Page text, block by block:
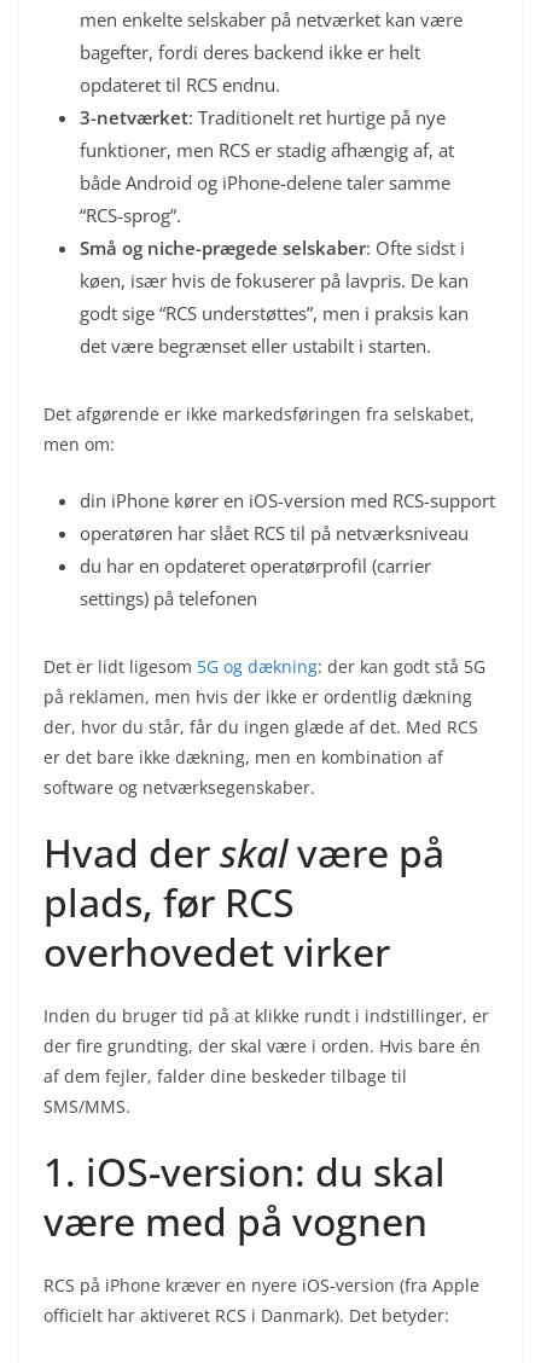
men enkelte selskaber på netværket kan være
bagefter, fordi deres backend ikke er helt
opdateret til RCS endnu.
3-netværket: Traditionelt ret hurtige på nye
funktioner, men RCS er stadig afhængig af, at
både Android og iPhone-delene taler samme
“RCS-sprog”.
Små og niche-prægede selskaber: Ofte sidst i
køen, især hvis de fokuserer på lavpris. De kan
godt sige “RCS understøttes”, men i praksis kan
det være begrænset eller ustabilt i starten.
Det afgørende er ikke markedsføringen fra selskabet,
men om:
din iPhone kører en iOS-version med RCS-support
operatøren har slået RCS til på netværksniveau
du har en opdateret operatørprofil (carrier
settings) på telefonen
Det er lidt ligesom 5G og dækning: der kan godt stå 5G
på reklamen, men hvis der ikke er ordentlig dækning
der, hvor du står, får du ingen glæde af det. Med RCS
er det bare ikke dækning, men en kombination af
software og netværksegenskaber.
Hvad derskalvære på
plads, før RCS
overhovedet virker
Inden du bruger tid på at klikke rundt i indstillinger, er
der fire grundting, der skal være i orden. Hvis bare én
af dem fejler, falder dine beskeder tilbage til
SMS/MMS.
1. iOS-version: du skal
være med på vognen
RCS på iPhone kræver en nyere iOS-version (fra Apple
officielt har aktiveret RCS i Danmark). Det betyder: